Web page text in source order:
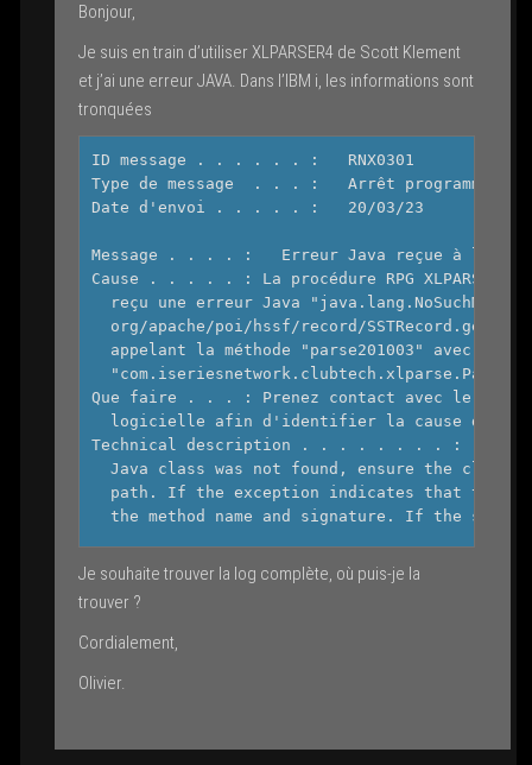
Bon­jour,
Je suis en train d’u­ti­li­ser XLPARSER4 de Scott Kle­ment
et j’ai une erreur JAVA. Dans l’IBM i, les infor­ma­tions sont
tronquées
ID message . . . . . . :   RNX0301
Type de message  . . . :
Date d'envoi . . . . . :   20/03/23
Message . . . . :   Erreur Java reçue à
Cause . . . . . : La procédure RPG XLPARSE_WO
reçu une erreur Java
org/apache/poi/hssf/record/
appelant la méthode "parse201003" avec la
Que faire . . . : Prenez contact avec le
logicielle afin d'identifier la
Technical description . . . . . . . . :   If the
Java class was not found, ensure the
path. If the exception indicates that the
the method name and signature. If the
Je sou­haite trou­ver la log com­plète, où puis-je la
trouver ?
Cor­dia­le­ment,
Oli­vier.